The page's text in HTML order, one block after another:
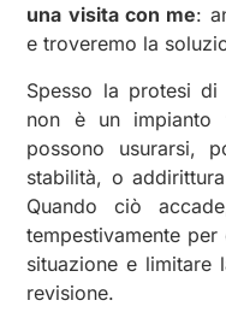
una visita con me:
e troveremo la
Spesso la protesi
non è un impianto
possono usurarsi,
stabilità, o
Quando ciò
tempestivamente
situazione e limitare
revisione.